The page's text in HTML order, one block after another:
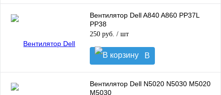
корзину
Вентилятор Dell A840 A860 PP37L
PP38
250 руб. / шт
В
корзину
Вентилятор Dell N5020 N5030 M5020
M5030